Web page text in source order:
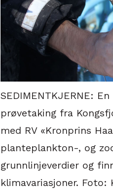
SEDIMENTKJERNE:
prøvetaking fra
med RV «Kronprins
planteplankton-, og
grunnlinjeverdier og
klimavariasjoner. Foto: